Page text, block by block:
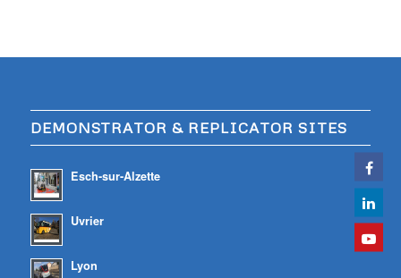
DEMONSTRATOR & REPLICATOR SITES
Esch-sur-Alzette
Uvrier
Lyon